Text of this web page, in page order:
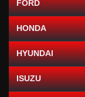
FORD
HONDA
HYUNDAI
ISUZU